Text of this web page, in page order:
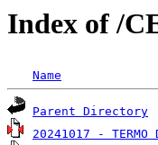
Index of /
Name
Parent Directory
20241017 - TERMO